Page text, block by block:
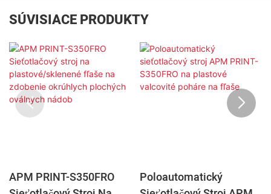
SÚVISIACE PRODUKTY
APM PRINT-S350FRO
Poloautomatický